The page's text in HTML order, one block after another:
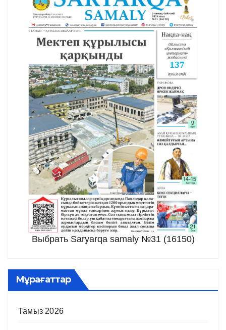
Выбрать Saryarqa samaly №31 (16150)
Мұрағаттар
Тамыз 2026